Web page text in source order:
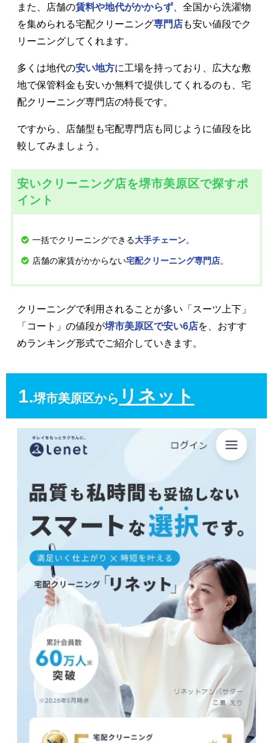
また、店舗の賃料や地代がかからず 、全国から洗濯物
を集められる宅配クリーニング専門店も安い値段でク
リーニングしてくれます。
多くは地代の安い地方に工場を持っており、広大な敷
地で保管料金も安いか無料で提供してくれるのも、宅
配クリーニング専門店の特長です。
ですから、店舗型も宅配専門店も同じように値段を比
較してみましょう。
安いクリーニング店を堺市美原区で探すポ
イント
一括でクリーニングできる大手チェーン。
店舗の家賃がかからない宅配クリーニング専門店。
クリーニングで利用されることが多い「スーツ上下」
「コート」の値段が堺市美原区で安い6店を、おすす
めランキング形式でご紹介していきます。
1.堺市美原区から リネット